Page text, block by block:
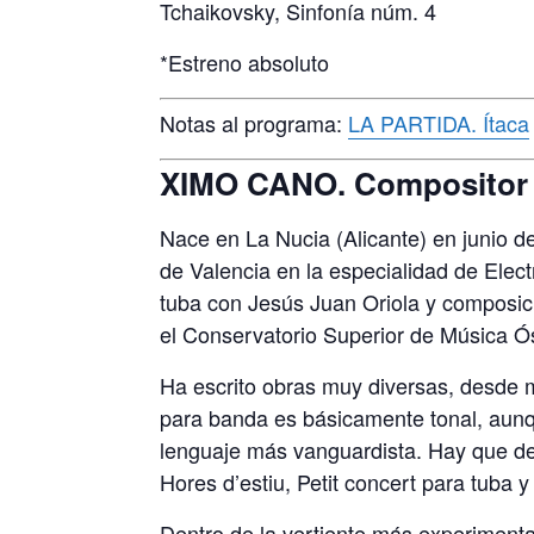
Tchaikovsky, Sinfonía núm. 4
*Estreno absoluto
Notas al programa: LA PARTIDA. Ítaca
XIMO CANO. Compositor
Nace en La Nucia (Alicante) en junio
de Valencia en la especialidad de
tuba con Jesús Juan Oriola y
el Conservatorio Superior de Música
Ha escrito obras muy diversas, desde
para banda es básicamente tonal,
lenguaje más vanguardista. Hay que
Hores d’estiu, Petit concert para tuba